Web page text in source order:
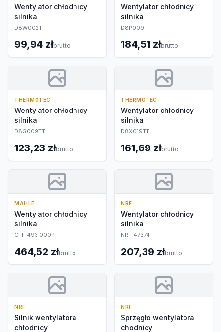
Wentylator chłodnicy
silnika
D8W002TT
99,94 złbrutto
Wentylator chłodnicy
silnika
D8P009TT
184,51 złbrutto
THERMOTEC
Wentylator chłodnicy
silnika
D8G009TT
123,23 złbrutto
THERMOTEC
Wentylator chłodnicy
silnika
D8X019TT
161,69 złbrutto
MAHLE
Wentylator chłodnicy
silnika
CFF 493 000P
464,52 złbrutto
NRF
Wentylator chłodnicy
silnika
NRF 47374
207,39 złbrutto
NRF
Silnik wentylatora
chłodnicy
NRF
Sprzęgło wentylatora
chodnicy